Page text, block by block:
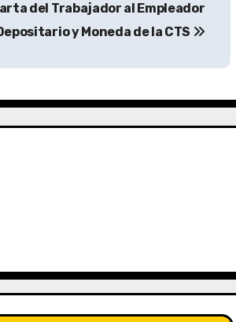
del Trabajador al Empleador
y Moneda de la CTS